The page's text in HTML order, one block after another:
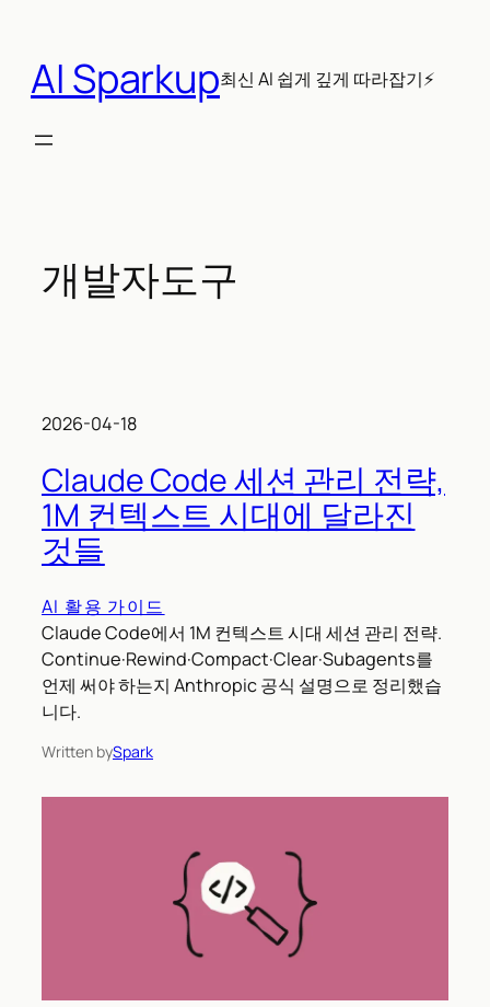
AI Sparkup최신 AI 쉽게 깊게 따라잡기⚡
개발자도구
2026-04-18
Claude Code 세션 관리 전략,
1M 컨텍스트 시대에 달라진
것들
AI 활용 가이드
Claude Code에서 1M 컨텍스트 시대 세션 관리 전략.
Continue·Rewind·Compact·Clear·Subagents를
언제 써야 하는지 Anthropic 공식 설명으로 정리했습
니다.
Written bySpark